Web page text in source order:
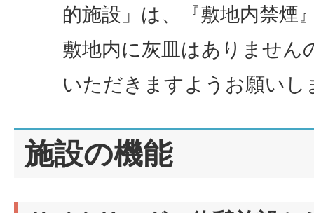
的施設」は、『敷地内禁煙
敷地内に灰皿はありません
いただきますようお願いし
施設の機能